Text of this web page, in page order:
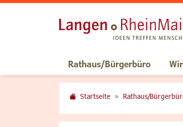
Rathaus/Bürgerbüro
Startseite Rathaus/